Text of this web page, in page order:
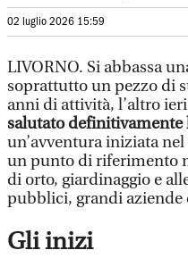
02 luglio 2026 15:59
LIVORNO. Si abbassa
soprattutto un pezzo di
anni di attività, l’altro ieri
salutato definitivamente
un’avventura iniziata
un punto di riferimento
di orto, giardinaggio e
pubblici, grandi
Gli inizi